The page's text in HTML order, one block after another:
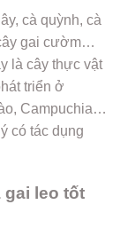
cà quỳnh, cà
gai cườm…
là cây thực vật
triển ở
Campuchia…
có tác dụng
leo tốt